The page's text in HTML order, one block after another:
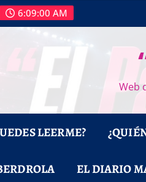
6:09:02 AM
Web
LEERME?
EL DIARIO